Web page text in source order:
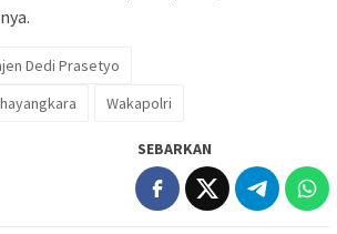
Dedi Prasetyo
Wakapolri
SEBARKAN